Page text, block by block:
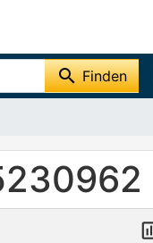
search Finden